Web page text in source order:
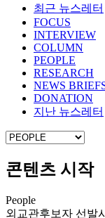
최근 뉴스레터
FOCUS
INTERVIEW
COLUMN
PEOPLE
RESEARCH
NEWS
DONATION
지난 뉴스레터
콘텐츠 시작
People
외교관후보자 선발